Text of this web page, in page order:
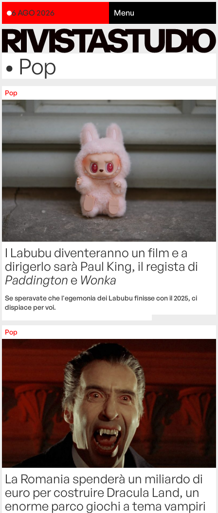
6 AGO 2026 Menu
• Pop
Pop
I Labubu diventeranno un film e a
dirigerlo sarà Paul King, il regista di
Paddington e Wonka
Se speravate che l'egemonia dei Labubu finisse con il 2025, ci
dispiace per voi.
Pop
La Romania spenderà un miliardo di
euro per costruire Dracula Land, un
enorme parco giochi a tema vampiri